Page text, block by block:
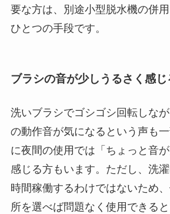
要な方は、別途小型脱水機の併
ひとつの手段です。
ブラシの音が少しうるさく感じ
洗いブラシでゴシゴシ回転しな
の動作音が気になるという声も
に夜間の使用では「ちょっと音
感じる方もいます。ただし、洗
時間稼働するわけではないため
所を選べば問題なく使用できる